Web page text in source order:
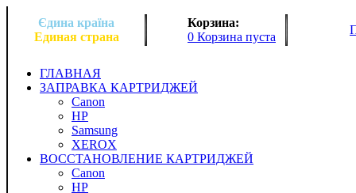
Єдина країна
Единая страна
Корзина:
0 Корзина пуста
ГЛАВНАЯ
ЗАПРАВКА КАРТРИДЖЕЙ
Canon
HP
Samsung
XEROX
ВОССТАНОВЛЕНИЕ КАРТРИДЖЕЙ
Canon
HP